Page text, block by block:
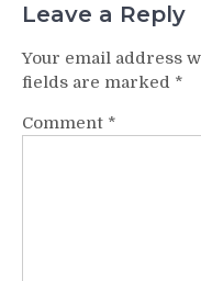
Leave a Reply
Your email address
fields are marked *
Comment *